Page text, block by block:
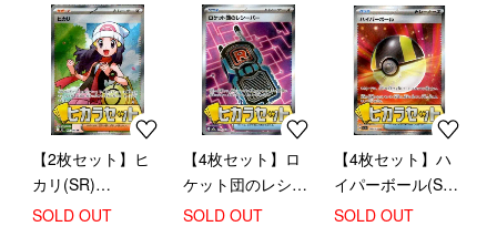
【2枚セット】ヒ
カリ(SR)
(106/080)【ヒカラ
SOLD OUT
【4枚セット】ロ
ケット団のレシー
バー(SR)
SOLD OUT
【4枚セット】ハ
イパーボール(SR)
(216/193)【ヒカラ
SOLD OUT